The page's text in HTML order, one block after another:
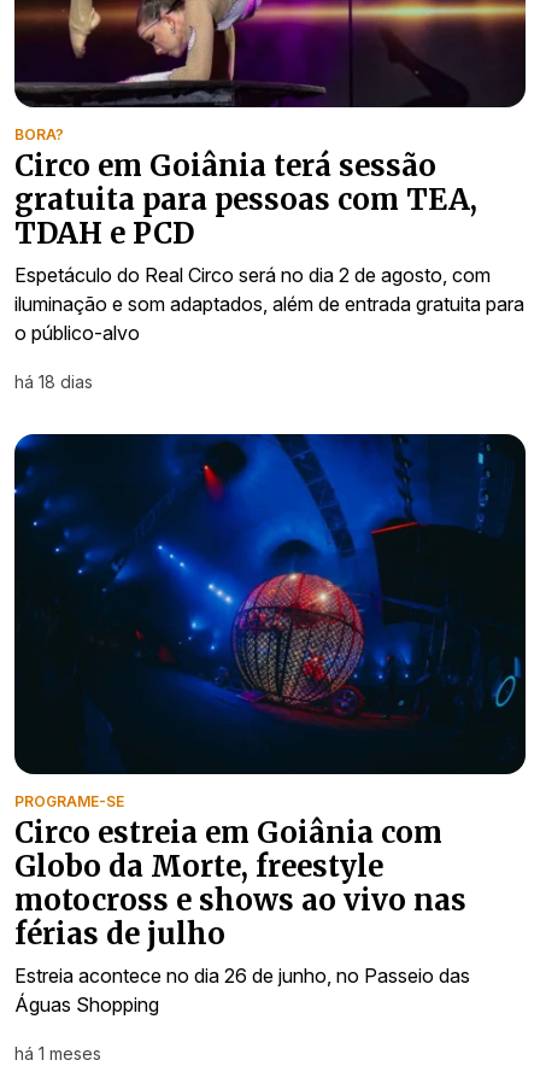
BORA?
Circo em Goiânia terá sessão
gratuita para pessoas com TEA,
TDAH e PCD
Espetáculo do Real Circo será no dia 2 de agosto, com
iluminação e som adaptados, além de entrada gratuita para
o público-alvo
há 18 dias
PROGRAME-SE
Circo estreia em Goiânia com
Globo da Morte, freestyle
motocross e shows ao vivo nas
férias de julho
Estreia acontece no dia 26 de junho, no Passeio das
Águas Shopping
há 1 meses